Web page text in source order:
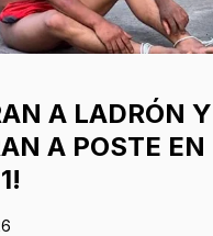
A LADRÓN
A POSTE EN